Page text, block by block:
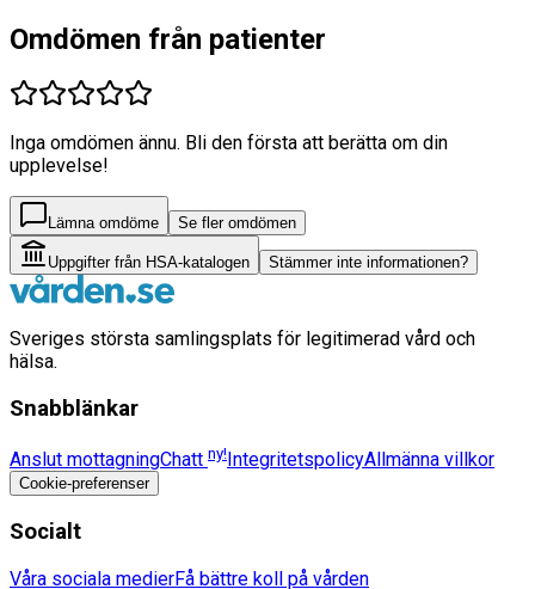
Omdömen från patienter
Inga omdömen ännu. Bli den första att berätta om din
upplevelse!
Lämna omdöme Se fler omdömen
Uppgifter från HSA-katalogen Stämmer inte informationen?
Sveriges största samlingsplats för legitimerad vård och
hälsa.
Snabblänkar
Anslut mottagningChatt ny! IntegritetspolicyAllmänna villkor
Cookie-preferenser
Socialt
Våra sociala medierFå bättre koll på vården